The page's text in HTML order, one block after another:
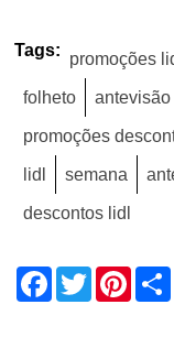
Tags: promoções
folheto
promoções
lidl semana
descontos lidl
Facebook
Twitter